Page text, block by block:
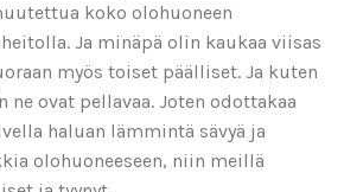
koko olohuoneen
Ja minäpä olin kaukaa viisas
myös toiset päälliset. Ja kuten
ne ovat pellavaa. Joten odottakaa
haluan lämmintä sävyä ja
olohuoneeseen, niin meillä